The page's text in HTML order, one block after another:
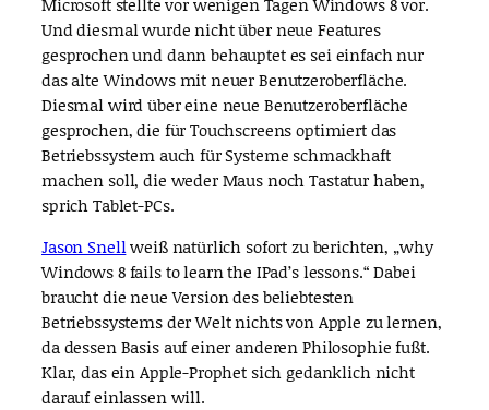
Und diesmal wurde nicht über neue Features
gesprochen und dann behauptet es sei einfach nur
das alte Windows mit neuer Benutzeroberfläche.
Diesmal wird über eine neue Benutzeroberfläche
gesprochen, die für Touchscreens optimiert das
Betriebssystem auch für Systeme schmackhaft
machen soll, die weder Maus noch Tastatur haben,
sprich Tablet-PCs.
Jason Snellweiß natürlich sofort zu berichten, „why
Windows 8 fails to learn the IPad’s lessons.“ Dabei
braucht die neue Version des beliebtesten
Betriebssystems der Welt nichts von Apple zu lernen,
da dessen Basis auf einer anderen Philosophie fußt.
Klar, das ein Apple-Prophet sich gedanklich nicht
darauf einlassen will.